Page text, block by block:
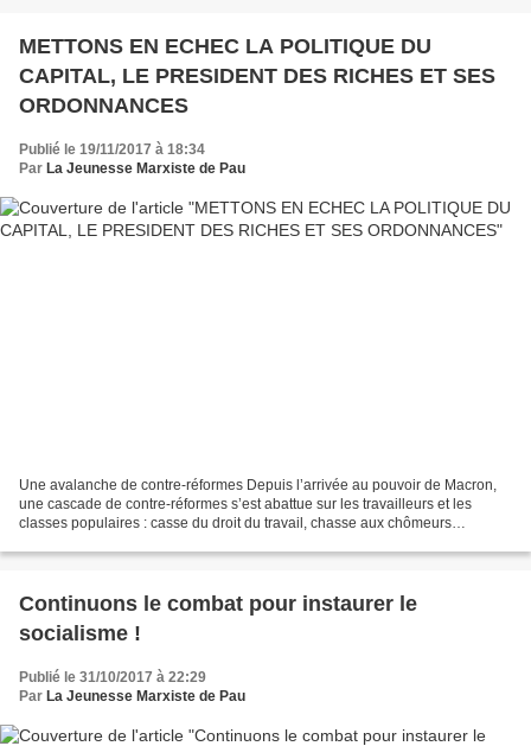
METTONS EN ECHEC LA POLITIQUE DU
CAPITAL, LE PRESIDENT DES RICHES ET SES
ORDONNANCES
Publié le 19/11/2017 à 18:34
Par La Jeunesse Marxiste de Pau
Une avalanche de contre-réformes Depuis l’arrivée au pouvoir de Macron,
une cascade de contre-réformes s’est abattue sur les travailleurs et les
classes populaires : casse du droit du travail, chasse aux chômeurs
Continuons le combat pour instaurer le
socialisme !
Publié le 31/10/2017 à 22:29
Par La Jeunesse Marxiste de Pau